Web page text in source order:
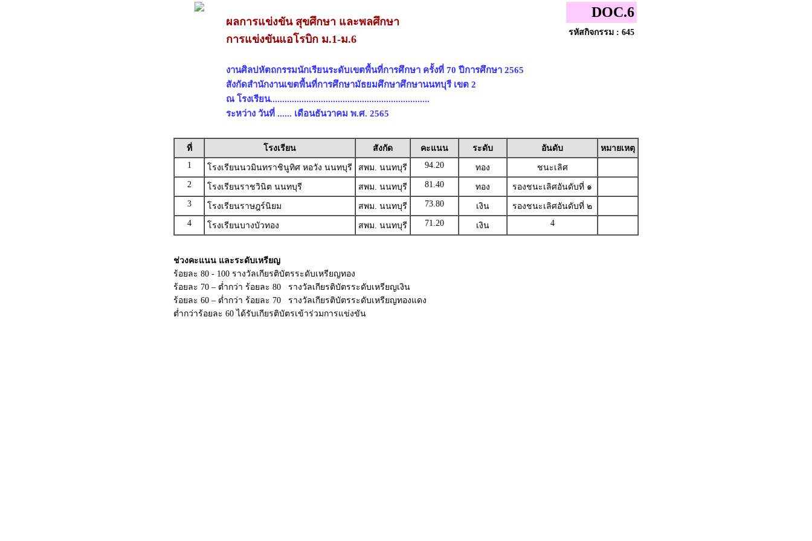
ผลการแข่งขัน สุขศึกษา และพลศึกษา
การแข่งขันแอโรบิก ม.1-ม.6
งานศิลปหัตถกรรมนักเรียนระดับเขตพื้นที่การศึกษา ครั้งที่ 70 ปีการศึกษา 2565
สังกัดสำนักงานเขตพื้นที่การศึกษามัธยมศึกษาศึกษานนทบุรี เขต 2
ณ โรงเรียน..................................................................
ระหว่าง วันที่ ...... เดือนธันวาคม พ.ศ. 2565
DOC.6
รหัสกิจกรรม : 645
ที่ โรงเรียน สังกัด คะแนน ระดับ อันดับ
หมายเหตุ
1
โรงเรียนนวมินทราชินูทิศ หอวัง นนทบุรี สพม. นนทบุรี 94.20 ทอง
ชนะเลิศ
2
โรงเรียนราชวินิต นนทบุรี สพม. นนทบุรี 81.40 ทอง
รองชนะเลิศอันดับที่ ๑
3
โรงเรียนราษฎร์นิยม สพม. นนทบุรี 73.80 เงิน
รองชนะเลิศอันดับที่ ๒
4
โรงเรียนบางบัวทอง สพม. นนทบุรี 71.20 เงิน 4
ช่วงคะแนน และระดับเหรียญ
ร้อยละ 80 - 100 รางวัลเกียรติบัตรระดับเหรียญทอง
ร้อยละ 70 – ต่ำกว่า ร้อยละ 80 รางวัลเกียรติบัตรระดับเหรียญเงิน
ร้อยละ 60 – ต่ำกว่า ร้อยละ 70 รางวัลเกียรติบัตรระดับเหรียญทองแดง
ต่ำกว่าร้อยละ 60 ได้รับเกียรติบัตรเข้าร่วมการแข่งขัน